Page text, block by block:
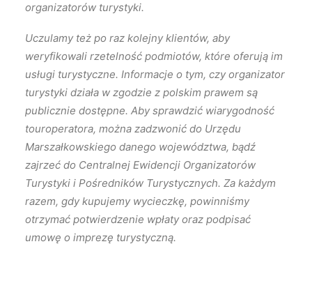
organizatorów turystyki.
Uczulamy też po raz kolejny klientów, aby
weryfikowali rzetelność podmiotów, które oferują im
usługi turystyczne. Informacje o tym, czy organizator
turystyki działa w zgodzie z polskim prawem są
publicznie dostępne. Aby sprawdzić wiarygodność
touroperatora, można zadzwonić do Urzędu
Marszałkowskiego danego województwa, bądź
zajrzeć do Centralnej Ewidencji Organizatorów
Turystyki i Pośredników Turystycznych. Za każdym
razem, gdy kupujemy wycieczkę, powinniśmy
otrzymać potwierdzenie wpłaty oraz podpisać
umowę o imprezę turystyczną.